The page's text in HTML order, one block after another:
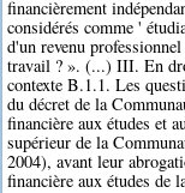
financièrement
considérés comme '
d'un revenu
travail ? ». (...) III. En
contexte B.1.1. Les
du décret de la
financière aux études et
supérieur de la
2004), avant leur
financière aux études de